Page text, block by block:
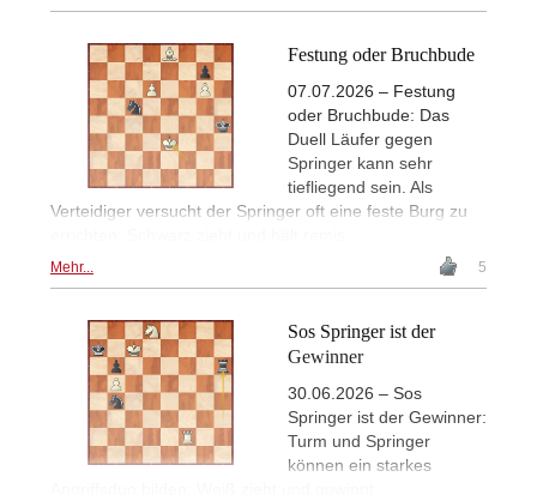
Festung oder Bruchbude
07.07.2026 – Festung
oder Bruchbude: Das
Duell Läufer gegen
Springer kann sehr
tiefliegend sein. Als
Verteidiger versucht der Springer oft eine feste Burg zu
Mehr... 5
Sos Springer ist der
Gewinner
30.06.2026 – Sos
Springer ist der Gewinner:
Turm und Springer
können ein starkes